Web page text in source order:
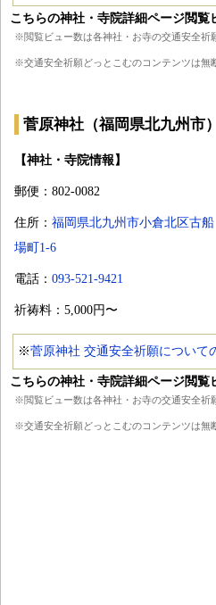
こちらの神社・寺院詳細ページ閲覧
※閲覧ビュー数は各神社・お寺の交通安全祈
※交通安全祈願どっとこむのコンテンツは無
菅原神社（福岡県北九州市）
【神社・寺院情報】
郵便：802-0082
住所： 福岡県北九州市小倉北区古船
場町1-6
電話： 093-521-9421
祈祷料：5,000円〜
※菅原神社 交通安全祈願について
こちらの神社・寺院詳細ページ閲覧
※閲覧ビュー数は各神社・お寺の交通安全祈
※交通安全祈願どっとこむのコンテンツは無